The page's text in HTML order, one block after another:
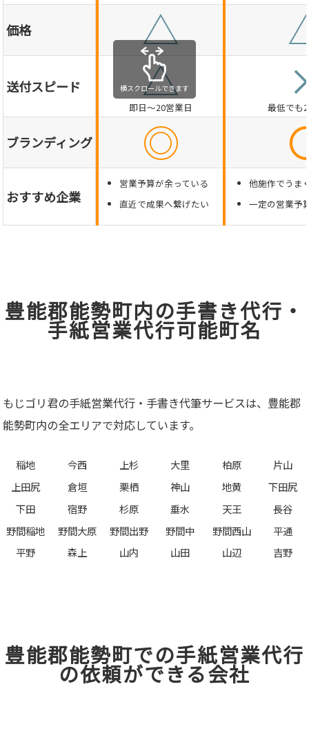
価格 △
送付スピード △
即日～20営業日 最低でも
ブランディング ◎
おすすめ企業
営業予算が余っている
直近で成果へ繋げたい
他施作でうま
一定の営業予
横スクロールできます
豊能郡能勢町内の手書き代行・
手紙営業代行可能町名
もじゴリ君の手紙営業代行・手書き代筆サービスは、豊能郡
能勢町内の全エリアで対応しています。
稲地 今西 上杉 大里 柏原
片山
上田尻
倉垣 栗栖 神山 地黄
下田尻
下田
宿野 杉原 垂水 天王
長谷
野間稲地
野間大原 野間出野 野間中 野間西山
平通
平野
森上 山内 山田 山辺 吉野
豊能郡能勢町での手紙営業代行
の依頼ができる会社